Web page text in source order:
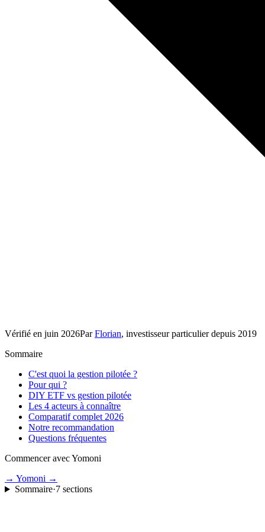
Vérifié en juin 2026Par Florian, investisseur particulier depuis 2019
Sommaire
C'est quoi la gestion pilotée ?
Pour qui ?
DIY ETF vs gestion pilotée
Les 4 acteurs à connaître
Comparatif complet 2026
Notre recommandation
Questions fréquentes
Commencer avec Yomoni
→ Yomoni →
Sommaire·7sections